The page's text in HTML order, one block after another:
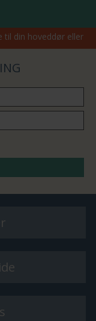
til din hoveddør eller